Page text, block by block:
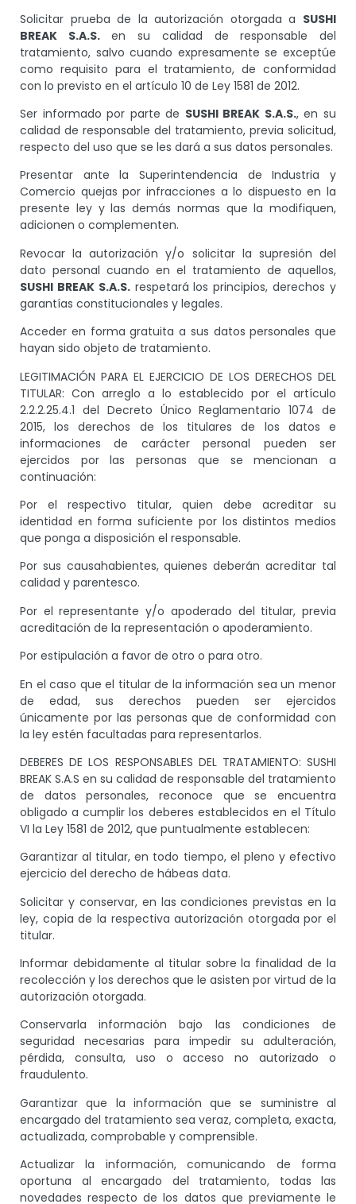
Solicitar prueba de la autorización otorgada a SUSHI
BREAK S.A.S.en su calidad de responsable del
tratamiento, salvo cuando expresamente se exceptúe
como requisito para el tratamiento, de conformidad
con lo previsto en el artículo 10 de Ley 1581 de 2012.
Ser informado por parte de SUSHI BREAK S.A.S., en su
calidad de responsable del tratamiento, previa solicitud,
respecto del uso que se les dará a sus datos personales.
Presentar ante la Superintendencia de Industria y
Comercio quejas por infracciones a lo dispuesto en la
presente ley y las demás normas que la modifiquen,
adicionen o complementen.
Revocar la autorización y/o solicitar la supresión del
dato personal cuando en el tratamiento de aquellos,
SUSHI BREAK S.A.S.respetará los principios, derechos y
garantías constitucionales y legales.
Acceder en forma gratuita a sus datos personales que
hayan sido objeto de tratamiento.
LEGITIMACIÓN PARA EL EJERCICIO DE LOS DERECHOS DEL
TITULAR: Con arreglo a lo establecido por el artículo
2.2.2.25.4.1 del Decreto Único Reglamentario 1074 de
2015, los derechos de los titulares de los datos e
informaciones de carácter personal pueden ser
ejercidos por las personas que se mencionan a
continuación:
Por el respectivo titular, quien debe acreditar su
identidad en forma suficiente por los distintos medios
que ponga a disposición el responsable.
Por sus causahabientes, quienes deberán acreditar tal
calidad y parentesco.
Por el representante y/o apoderado del titular, previa
acreditación de la representación o apoderamiento.
Por estipulación a favor de otro o para otro.
En el caso que el titular de la información sea un menor
de edad, sus derechos pueden ser ejercidos
únicamente por las personas que de conformidad con
la ley estén facultadas para representarlos.
DEBERES DE LOS RESPONSABLES DEL TRATAMIENTO: SUSHI
BREAK S.A.S en su calidad de responsable del tratamiento
de datos personales, reconoce que se encuentra
obligado a cumplir los deberes establecidos en el Título
VI la Ley 1581 de 2012, que puntualmente establecen:
Garantizar al titular, en todo tiempo, el pleno y efectivo
ejercicio del derecho de hábeas data.
Solicitar y conservar, en las condiciones previstas en la
ley, copia de la respectiva autorización otorgada por el
titular.
Informar debidamente al titular sobre la finalidad de la
recolección y los derechos que le asisten por virtud de la
autorización otorgada.
Conservarla información bajo las condiciones de
seguridad necesarias para impedir su adulteración,
pérdida, consulta, uso o acceso no autorizado o
fraudulento.
Garantizar que la información que se suministre al
encargado del tratamiento sea veraz, completa, exacta,
actualizada, comprobable y comprensible.
Actualizar la información, comunicando de forma
oportuna al encargado del tratamiento, todas las
novedades respecto de los datos que previamente le